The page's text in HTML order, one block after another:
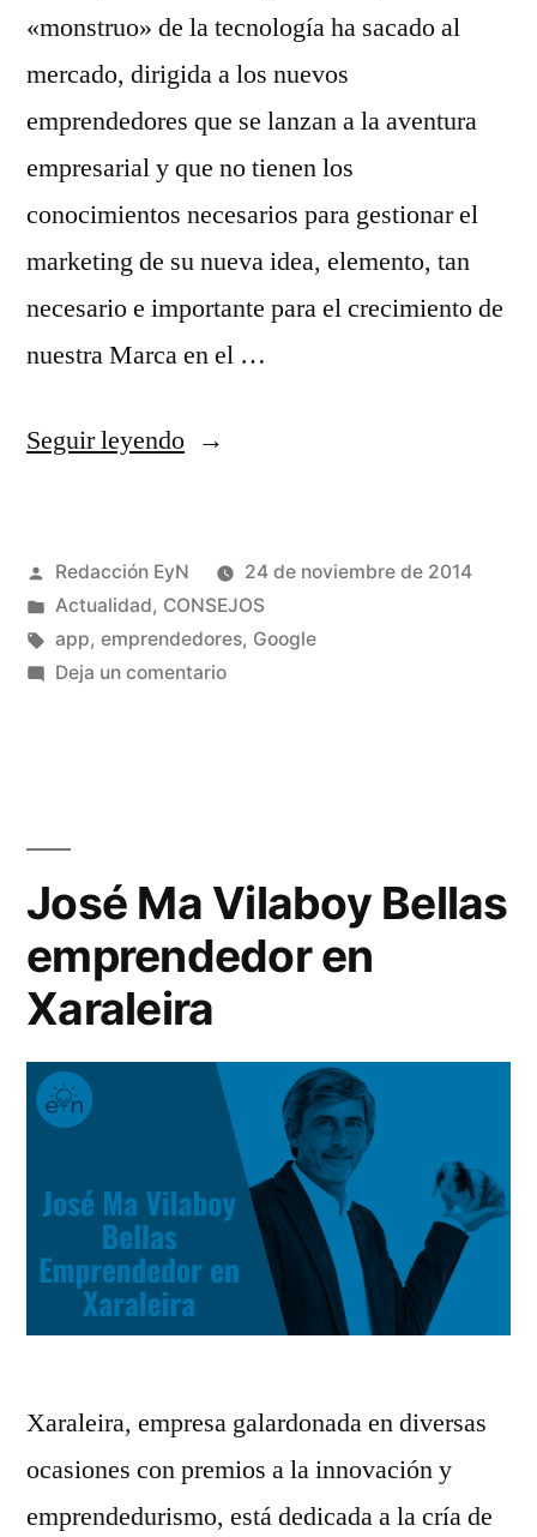
«monstruo» de la tecnología ha sacado al
mercado, dirigida a los nuevos
emprendedores que se lanzan a la aventura
empresarial y que no tienen los
conocimientos necesarios para gestionar el
marketing de su nueva idea, elemento, tan
necesario e importante para el crecimiento de
nuestra Marca en el …
Seguir leyendo«"Primer",
de
Marketing
que
Publicado
por
Redacción EyN
24 de noviembre de 2014
Publicado
en
Actualidad, CONSEJOS
Etiquetas:
app, emprendedores, Google
Deja un comentarioen
lanza
Google
para
José Ma Vilaboy Bellas
emprendedor en
Xaraleira
Xaraleira, empresa galardonada en diversas
ocasiones con premios a la innovación y
emprendedurismo, está dedicada a la cría de